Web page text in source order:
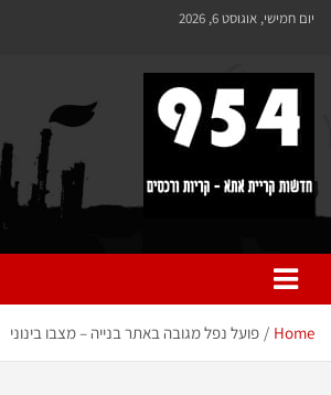
לתוכן
יום חמישי, אוגוסט 6, 2026
Home פועל נפל מגובה באתר בנייה – מצבו בינוני